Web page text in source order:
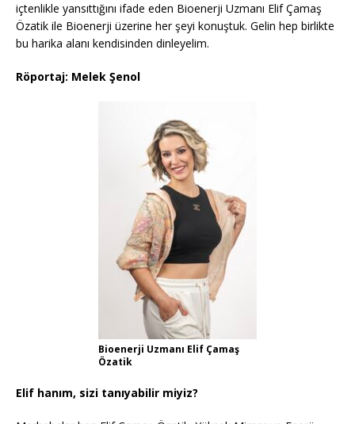
içtenlikle yansıttığını ifade eden Bioenerji Uzmanı Elif Çamaş
Özatik ile Bioenerji üzerine her şeyi konuştuk. Gelin hep birlikte
bu harika alanı kendisinden dinleyelim.
Röportaj: Melek Şenol
Bioenerji Uzmanı Elif Çamaş
Özatik
Elif hanım, sizi tanıyabilir miyiz?